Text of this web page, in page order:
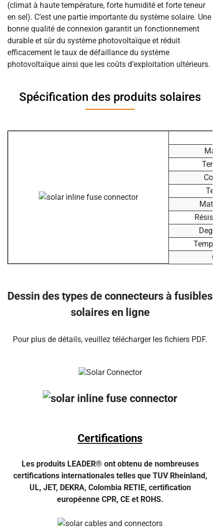
(climat à haute température, forte humidité et forte teneur
en sel). C’est une partie importante du système solaire. Une
bonne qualité de connexion garantit un fonctionnement
durable et sûr du système photovoltaïque et réduit
efficacement le taux de défaillance du système
photovoltaïque ainsi que les coûts d’exploitation ultérieurs.
Spécification des produits solaires
Dessin des types de connecteurs à fusibles
solaires en ligne
Pour plus de détails, veuillez télécharger les fichiers PDF.
Certifications
Les produits LEADER® ont obtenu de nombreuses
certifications internationales telles que TUV Rheinland,
UL, JET, DEKRA, Colombia RETIE, certification
européenne CPR, CE et ROHS.